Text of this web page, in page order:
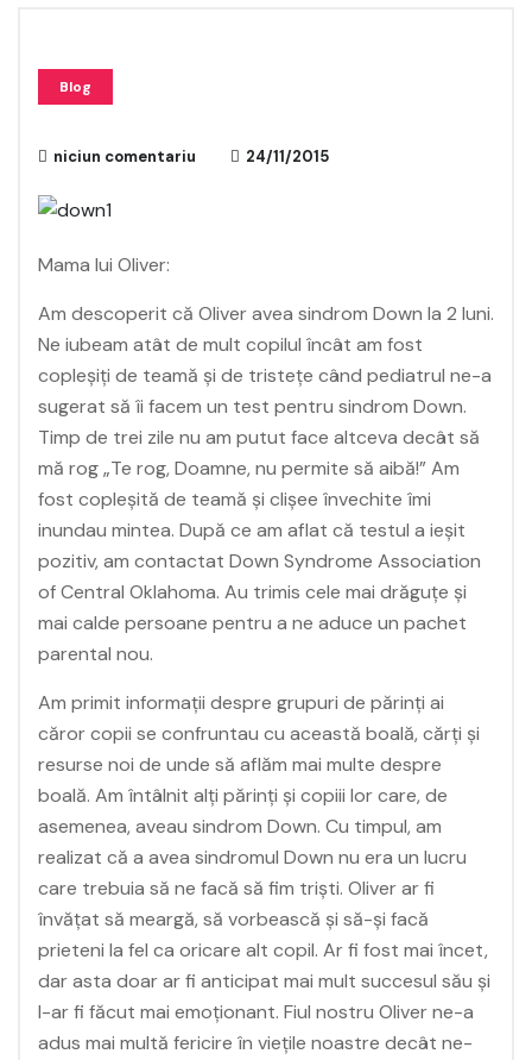
Blog
niciun comentariu 24/11/2015
Mama lui Oliver:
Am descoperit că Oliver avea sindrom Down la 2 luni.
Ne iubeam atât de mult copilul încât am fost
copleşiţi de teamă şi de tristeţe când pediatrul ne-a
sugerat să îi facem un test pentru sindrom Down.
Timp de trei zile nu am putut face altceva decât să
mă rog „Te rog, Doamne, nu permite să aibă!” Am
fost copleşită de teamă şi clişee învechite îmi
inundau mintea. După ce am aflat că testul a ieşit
pozitiv, am contactat Down Syndrome Association
of Central Oklahoma. Au trimis cele mai drăguţe şi
mai calde persoane pentru a ne aduce un pachet
parental nou.
Am primit informaţii despre grupuri de părinţi ai
căror copii se confruntau cu această boală, cărţi şi
resurse noi de unde să aflăm mai multe despre
boală. Am întâlnit alţi părinţi şi copiii lor care, de
asemenea, aveau sindrom Down. Cu timpul, am
realizat că a avea sindromul Down nu era un lucru
care trebuia să ne facă să fim trişti. Oliver ar fi
învăţat să meargă, să vorbească şi să-şi facă
prieteni la fel ca oricare alt copil. Ar fi fost mai încet,
dar asta doar ar fi anticipat mai mult succesul său şi
l-ar fi făcut mai emoţionant. Fiul nostru Oliver ne-a
adus mai multă fericire în vieţile noastre decât ne-